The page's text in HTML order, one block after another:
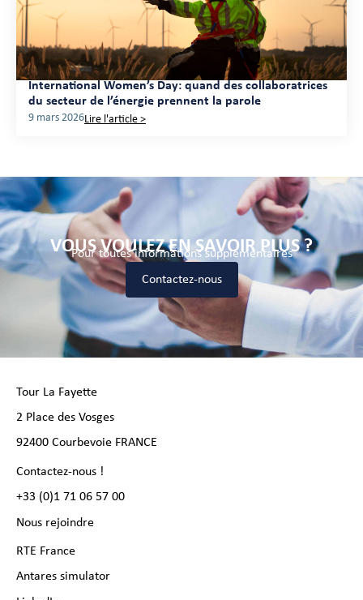
International Women’s Day: quand des collaboratrices
du secteur de l’énergie prennent la parole
9 mars 2026Lire l'article >
VOUS VOULEZ EN SAVOIR PLUS ?
Pour toutes informations supplémentaires
Contactez-nous
Tour La Fayette
2 Place des Vosges
92400 Courbevoie FRANCE
Contactez-nous !
+33 (0)1 71 06 57 00
Nous rejoindre
RTE France
Antares simulator